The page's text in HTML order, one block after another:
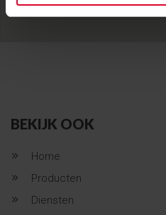
BEKIJK OOK
Home
Producten
Diensten